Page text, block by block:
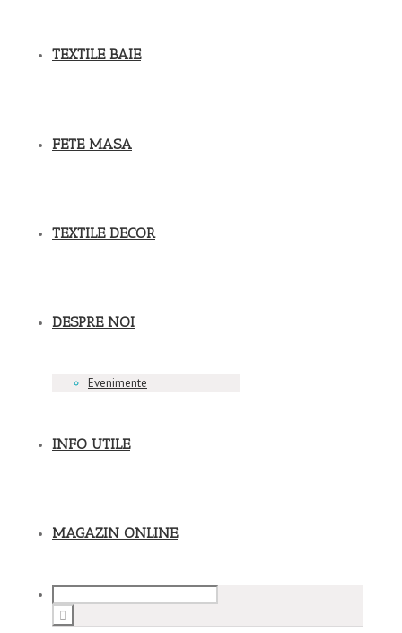
TEXTILE BAIE
FETE MASA
TEXTILE DECOR
DESPRE NOI
Evenimente
INFO UTILE
MAGAZIN ONLINE